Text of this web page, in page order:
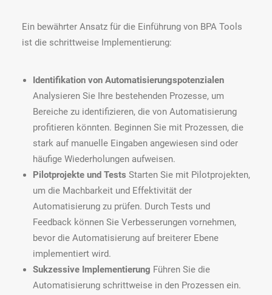
Ein bewährter Ansatz für die Einführung von BPA Tools
ist die schrittweise Implementierung:
Identifikation von Automatisierungspotenzialen
Analysieren Sie Ihre bestehenden Prozesse, um
Bereiche zu identifizieren, die von Automatisierung
profitieren könnten. Beginnen Sie mit Prozessen, die
stark auf manuelle Eingaben angewiesen sind oder
häufige Wiederholungen aufweisen.
Pilotprojekte und Tests Starten Sie mit Pilotprojekten,
um die Machbarkeit und Effektivität der
Automatisierung zu prüfen. Durch Tests und
Feedback können Sie Verbesserungen vornehmen,
bevor die Automatisierung auf breiterer Ebene
implementiert wird.
Sukzessive Implementierung Führen Sie die
Automatisierung schrittweise in den Prozessen ein.